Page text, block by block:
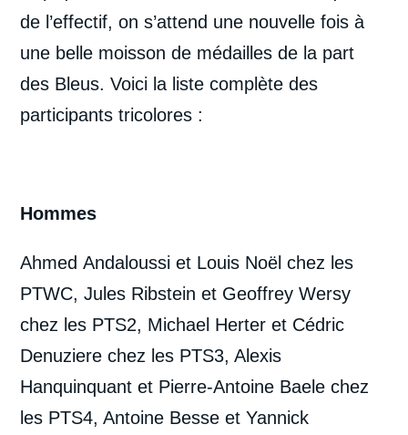
de l’effectif, on s’attend une nouvelle fois à
une belle moisson de médailles de la part
des Bleus. Voici la liste complète des
participants tricolores :
Hommes
Ahmed Andaloussi et Louis Noël chez les
PTWC, Jules Ribstein et Geoffrey Wersy
chez les PTS2, Michael Herter et Cédric
Denuziere chez les PTS3, Alexis
Hanquinquant et Pierre-Antoine Baele chez
les PTS4, Antoine Besse et Yannick